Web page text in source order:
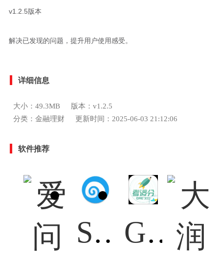
v1.2.5版本
解决已发现的问题，提升用户使用感受。
详细信息
大小：49.3MB
版本：v1.2.5
分类：金融理财
更新时间：2025-06-03 21:12:06
软件推荐
See微博 GRE3000词